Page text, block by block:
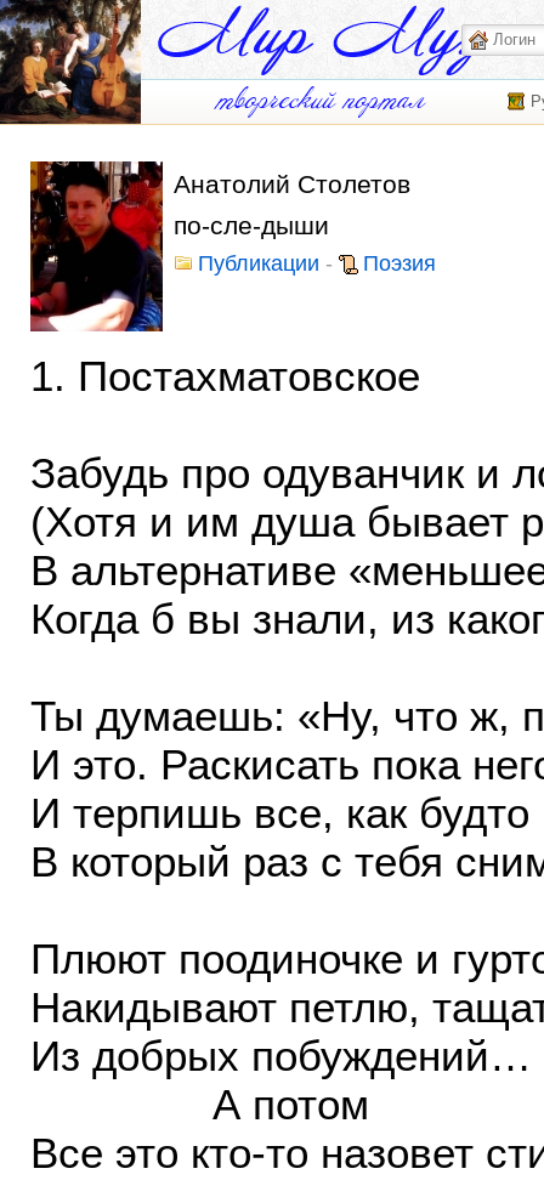
Анатолий Столетов
по-сле-дыши
Публикации - Поэзия
1. Постахматовское
Забудь про одуванчик и
(Хотя и им душа бывает
В альтернативе
Когда б вы знали, из
Ты думаешь: «Ну, что ж,
И это. Раскисать пока
И терпишь все, как
В который раз с тебя
Плюют поодиночке и
Накидывают петлю,
Из добрых побуждений…
А потом
Все это кто-то назовет